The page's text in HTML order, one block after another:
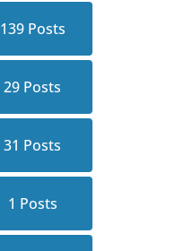
139Posts
29 Posts
31 Posts
1 Posts